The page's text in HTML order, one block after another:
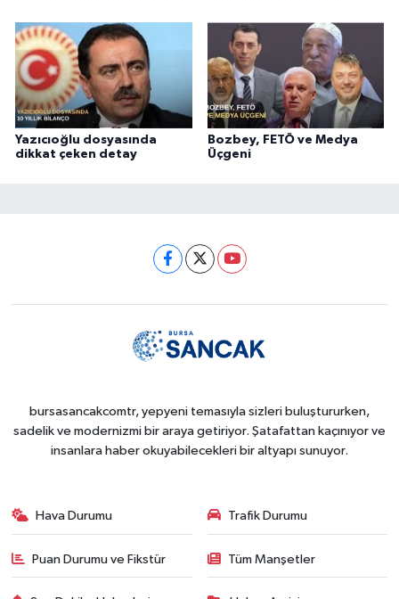
Yazıcıoğlu dosyasında
dikkat çeken detay
Bozbey, FETÖ ve Medya
Üçgeni
bursasancakcomtr, yepyeni temasıyla sizleri buluştururken,
sadelik ve modernizmi bir araya getiriyor. Şatafattan kaçınıyor ve
insanlara haber okuyabilecekleri bir altyapı sunuyor.
Hava Durumu Trafik Durumu
Puan Durumu ve Fikstür Tüm Manşetler